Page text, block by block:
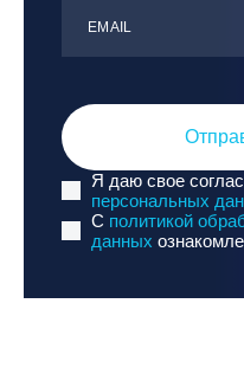
ЕMАIL
Я даю свое
персональных
C политикой
данных